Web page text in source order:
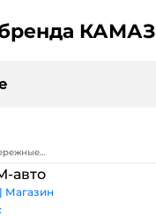
КАМАЗ
кт, зд 2
авто
Магазин